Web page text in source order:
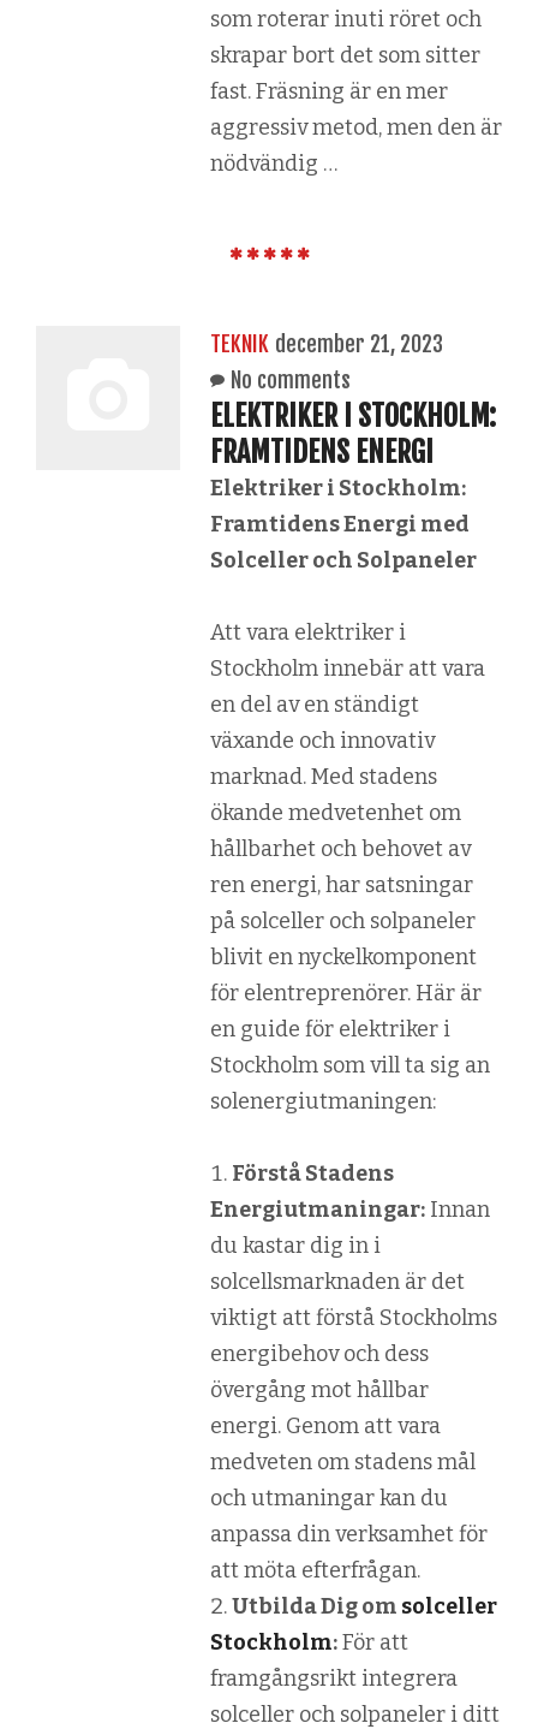
som roterar inuti röret och
skrapar bort det som sitter
fast. Fräsning är en mer
aggressiv metod, men den är
nödvändig …
TEKNIK december 21, 2023
No comments
ELEKTRIKER I STOCKHOLM:
FRAMTIDENS ENERGI
Elektriker i Stockholm:
Framtidens Energi med
Solceller och Solpaneler
Att vara elektriker i
Stockholm innebär att vara
en del av en ständigt
växande och innovativ
marknad. Med stadens
ökande medvetenhet om
hållbarhet och behovet av
ren energi, har satsningar
på solceller och solpaneler
blivit en nyckelkomponent
för elentreprenörer. Här är
en guide för elektriker i
Stockholm som vill ta sig an
solenergiutmaningen:
Förstå Stadens
Energiutmaningar: Innan
du kastar dig in i
solcellsmarknaden är det
viktigt att förstå Stockholms
energibehov och dess
övergång mot hållbar
energi. Genom att vara
medveten om stadens mål
och utmaningar kan du
anpassa din verksamhet för
att möta efterfrågan.
Utbilda Dig om solceller
Stockholm:För att
framgångsrikt integrera
solceller och solpaneler i ditt